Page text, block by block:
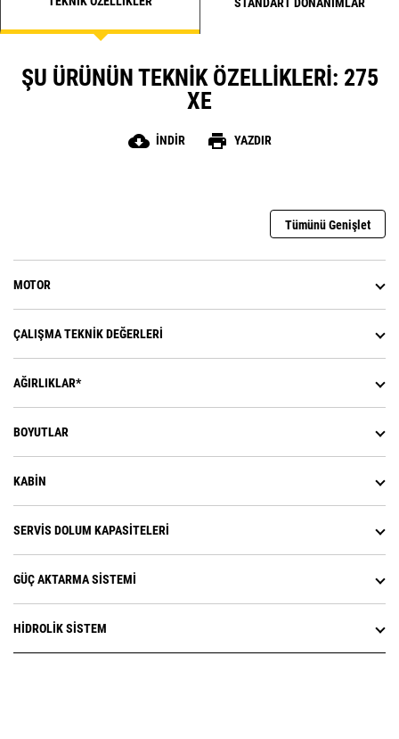
STANDART DONANIMLAR
ŞU ÜRÜNÜN TEKNIK ÖZELLIKLERI: 275
XE
cloud_download İNDIR print YAZDIR
Tümünü Genişlet
MOTOR
ÇALIŞMA TEKNIK DEĞERLERI
AĞIRLIKLAR*
BOYUTLAR
KABIN
SERVIS DOLUM KAPASITELERI
GÜÇ AKTARMA SISTEMI
HIDROLIK SISTEM